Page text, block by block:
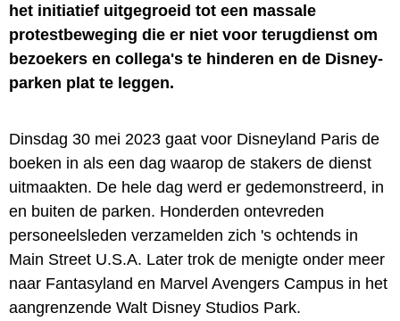
het initiatief uitgegroeid tot een massale
protestbeweging die er niet voor terugdienst om
bezoekers en collega's te hinderen en de Disney-
parken plat te leggen.
Dinsdag 30 mei 2023 gaat voor Disneyland Paris de
boeken in als een dag waarop de stakers de dienst
uitmaakten. De hele dag werd er gedemonstreerd, in
en buiten de parken. Honderden ontevreden
personeelsleden verzamelden zich 's ochtends in
Main Street U.S.A. Later trok de menigte onder meer
naar Fantasyland en Marvel Avengers Campus in het
aangrenzende Walt Disney Studios Park.